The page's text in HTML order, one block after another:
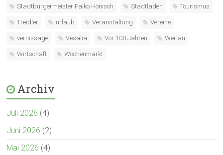
Stadtbürgermeister Falko Hönisch Stadtladen Tourismus
Treidler urlaub Veranstaltung Vereine
vernissage Vesalia Vor 100 Jahren Werlau
Wirtschaft Wochenmarkt
Archiv
Juli 2026 (4)
Juni 2026 (2)
Mai 2026 (4)